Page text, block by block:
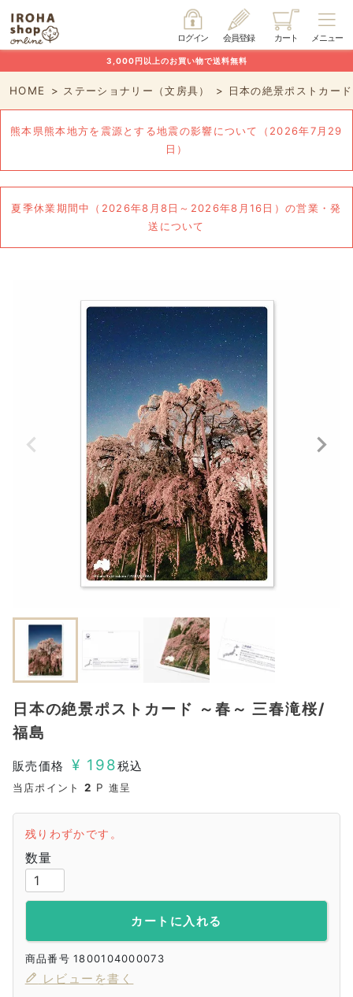
メニュー
カート
会員登録
ログイン
3,000円以上のお買い物で送料無料
HOME ステーショナリー（文房具） 日本の絶景ポストカー
熊本県熊本地方を震源とする地震の影響について（2026年7月29
日）
夏季休業期間中（2026年8月8日～2026年8月16日）の営業・発
送について
日本の絶景ポストカード ～春～ 三春滝桜/
福島
販売価格 ¥ 198税込
当店ポイント 2 P 進呈
残りわずかです。
カートに入れる
商品番号 1800104000073
レビューを書く